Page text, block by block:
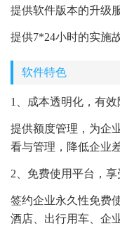
提供软件版本的升级
提供7*24小时的实施
软件特色
1、成本透明化，有
提供额度管理，为企
看与管理，降低企业
2、免费使用平台，
签约企业永久性免费
酒店、出行用车、企